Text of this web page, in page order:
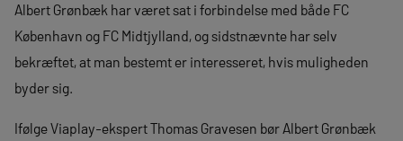
Albert Grønbæk har været sat i forbindelse med både FC
København og FC Midtjylland, og sidstnævnte har selv
bekræftet, at man bestemt er interesseret, hvis muligheden
byder sig.
Ifølge Viaplay-ekspert Thomas Gravesen bør Albert Grønbæk